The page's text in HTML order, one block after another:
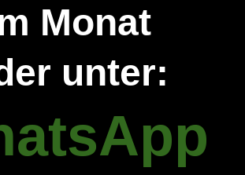
Monat
unter: